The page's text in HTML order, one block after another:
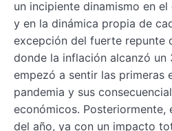
un incipiente dinamismo en
y en la dinámica propia de
excepción del fuerte repunte
donde la inflación alcanzó un
empezó a sentir las primeras
pandemia y sus
económicos. Posteriormente,
del año, ya con un impacto